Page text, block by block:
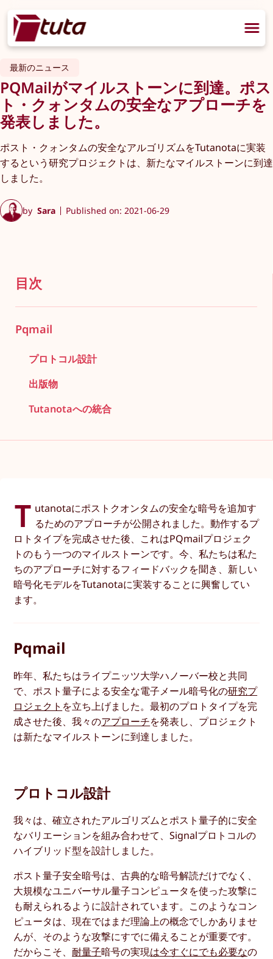
最新のニュース
PQMailがマイルストーンに到達。ポス
ト・クォンタムの安全なアプローチを
発表しました。
ポスト・クォンタムの安全なアルゴリズムをTutanotaに実装
するという研究プロジェクトは、新たなマイルストーンに到達
しました。
by Sara Published on: 2021-06-29
目次
Pqmail
プロトコル設計
出版物
Tutanotaへの統合
T utanotaにポストクオンタムの安全な暗号を追加す
るためのアプローチが公開されました。動作するプ
ロトタイプを完成させた後、これはPQmailプロジェク
トのもう一つのマイルストーンです。今、私たちは私た
ちのアプローチに対するフィードバックを聞き、新しい
暗号化モデルをTutanotaに実装することに興奮してい
ます。
Pqmail
昨年、私たちはライプニッツ大学ハノーバー校と共同
で、ポスト量子による安全な電子メール暗号化の研究プ
ロジェクト を立ち上げました。最初のプロトタイプを完
成させた後、我々のアプローチを発表し、プロジェクト
は新たなマイルストーンに到達しました。
プロトコル設計
我々は、確立されたアルゴリズムとポスト量子的に安全
なバリエーションを組み合わせて、Signalプロトコルの
ハイブリッド型を設計しました。
ポスト量子安全暗号は、古典的な暗号解読だけでなく、
大規模なユニバーサル量子コンピュータを使った攻撃に
も耐えられるように設計されています。このようなコン
ピュータは、現在ではまだ理論上の概念でしかありませ
んが、そのような攻撃にすでに備えることが重要です。
だからこそ、耐量子暗号の実現は今すぐにでも必要なの